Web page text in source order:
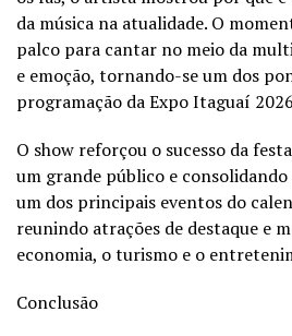
da música na atualidade. O
palco para cantar no meio da
e emoção, tornando-se um dos
programação da Expo Itaguaí
O show reforçou o sucesso da
um grande público e
um dos principais eventos do
reunindo atrações de destaque e
economia, o turismo e o
Conclusão